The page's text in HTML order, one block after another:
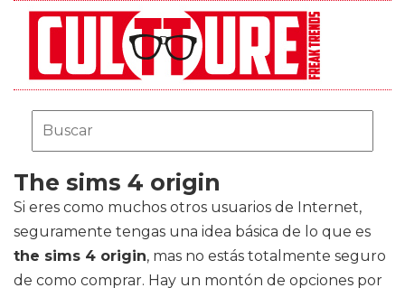
The sims 4 origin
Si eres como muchos otros usuarios de Internet,
seguramente tengas una idea básica de lo que es
the sims 4 origin, mas no estás totalmente seguro
de como comprar. Hay un montón de opciones por